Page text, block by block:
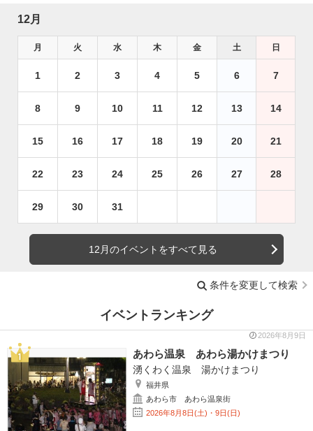
12月
月 火 水 木 金 土 日
1 2 3 4 5 6 7
8 9 10 11 12 13 14
15 16 17 18 19 20 21
22 23 24 25 26 27 28
29 30 31
12月のイベントをすべて見る
条件を変更して検索
イベントランキング
2026年8月9日
あわら温泉 あわら湯かけまつり
湧くわく温泉 湯かけまつり
福井県
あわら市 あわら温泉街
2026年8月8日(土)・9日(日)